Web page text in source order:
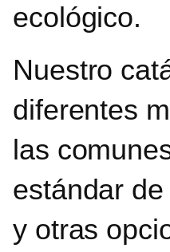
ecológico.
Nuestro
diferentes
las
estándar
y otras